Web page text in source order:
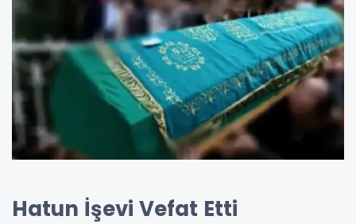
Hatun İşevi Vefat Etti